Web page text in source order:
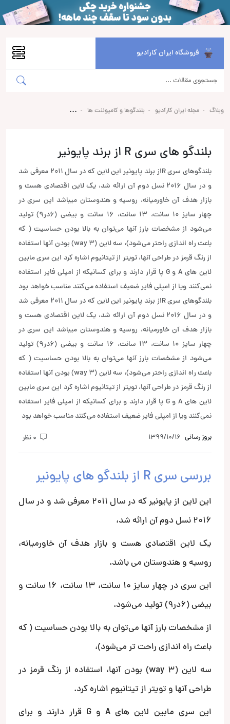
فروشگاه ایران کارآدیو
وبلاگ مجله ایران کارآدیو بلندگوها و کامپوننت ها
بلندگو های سری R از برند پایونیر
بلندگوهای سری Rاز برند پایونیر این لاین که در سال ۲۰۱۱ معرفی شد
و در سال ۲۰۱۶ نسل دوم آن ارائه شد، یک لاین اقتصادی هست و
بازار هدف آن خاورمیانه، روسیه و هندوستان میباشد این سری در
چهار سایز ۱۰ سانت، ۱۳ سانت، ۱۶ سانت و بیضی (۶در۹) تولید
می‌شود از مشخصات بارز آنها می‌توان به بالا بودن حساسیت ( که
باعث راه اندازی راحتر می‌شود)، سه لاین (3 way) بودن آنها استفاده
از رنگ قرمز در طراحی آنها، تویتر از تیتانیوم اشاره کرد این سری مابین
لاین های A و G پا قرار دارند و برای کسانیکه از امپلی فایر استفاده
نمی‌کنند ویا از امپلی فایر ضعیف استفاده می‌کنند مناسب خواهد بود
بلندگوهای سری Rاز برند پایونیر این لاین که در سال ۲۰۱۱ معرفی شد
و در سال ۲۰۱۶ نسل دوم آن ارائه شد، یک لاین اقتصادی هست و
بازار هدف آن خاورمیانه، روسیه و هندوستان میباشد این سری در
چهار سایز ۱۰ سانت، ۱۳ سانت، ۱۶ سانت و بیضی (۶در۹) تولید
می‌شود از مشخصات بارز آنها می‌توان به بالا بودن حساسیت ( که
باعث راه اندازی راحتر می‌شود)، سه لاین (3 way) بودن آنها استفاده
از رنگ قرمز در طراحی آنها، تویتر از تیتانیوم اشاره کرد این سری مابین
لاین های A و G پا قرار دارند و برای کسانیکه از امپلی فایر استفاده
نمی‌کنند ویا از امپلی فایر ضعیف استفاده می‌کنند مناسب خواهد بود
بروز رسانی 1399/10/16
بررسی سری R از بلندگو های پایونیر
این لاین از پایونیر که در سال ۲۰۱۱ معرفی شد و در سال
۲۰۱۶ نسل دوم آن ارائه شد،
یک لاین اقتصادی هست و بازار هدف آن خاورمیانه،
روسیه و هندوستان می باشد.
این سری در چهار سایز ۱۰ سانت، ۱۳ سانت، ۱۶ سانت و
بیضی (۶در۹) تولید می‌شود.
از مشخصات بارز آنها می‌توان به بالا بودن حساسیت ( که
باعث راه اندازی راحت تر می‌شود)،
سه لاین (3 way) بودن آنها، استفاده از رنگ قرمز در
طراحی آنها و تویتر از تیتانیوم اشاره کرد.
این سری مابین لاین های A و G قرار دارند و برای